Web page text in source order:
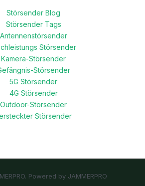
Störsender Blog
Störsender Tags
Antennenstörsender
Störsender
Kamera-Störsender
Störsender
5G Störsender
4G Störsender
Outdoor-Störsender
Störsender
Powered by JAMMERPRO